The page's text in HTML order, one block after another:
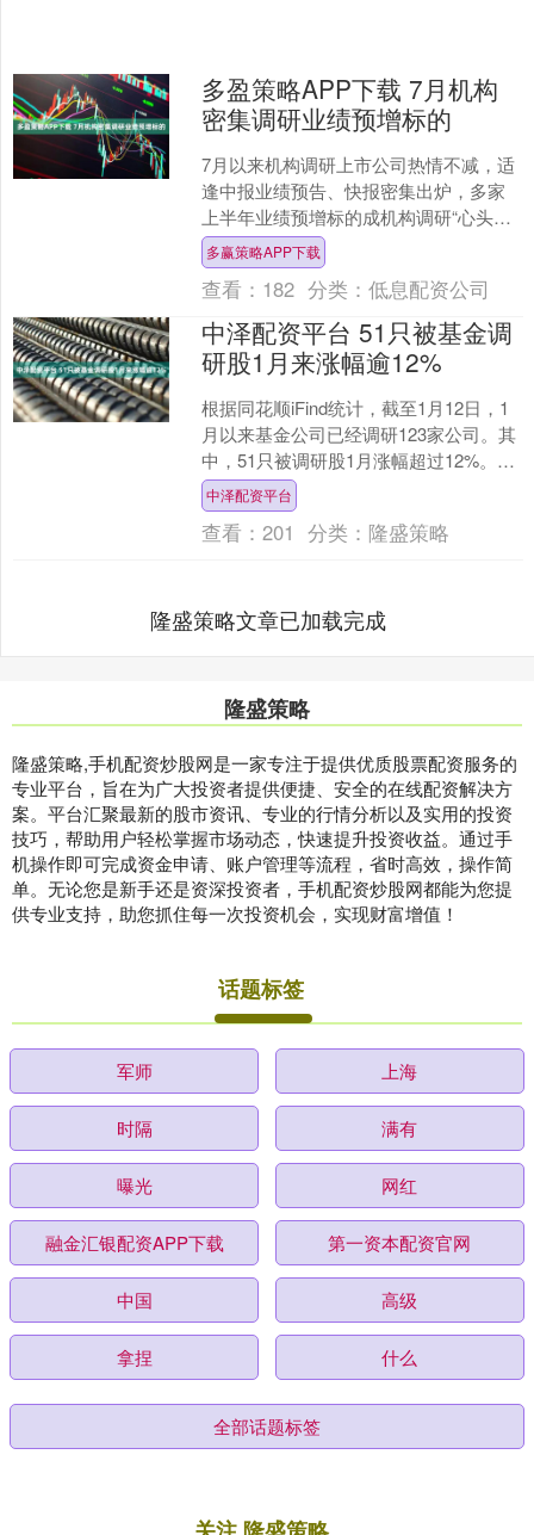
多盈策略APP下载 7月机构
密集调研业绩预增标的
7月以来机构调研上市公司热情不减，适
逢中报业绩预告、快报密集出炉，多家
上半年业绩预增标的成机构调研“心头
好”。Wind数据显示，截至7月16日中国
证券报记者发稿....
多赢策略APP下载
查看： 182 分类：低息配资公司
中泽配资平台 51只被基金调
研股1月来涨幅逾12%
根据同花顺iFind统计，截至1月12日，1
月以来基金公司已经调研123家公司。其
中，51只被调研股1月涨幅超过12%。从
二级市场来看，涨幅居前的股，行业相
对分....
中泽配资平台
查看：201 分类： 隆盛策略
隆盛策略文章已加载完成
隆盛策略
隆盛策略,手机配资炒股网是一家专注于提供优质股票配资服务的
专业平台，旨在为广大投资者提供便捷、安全的在线配资解决方
案。平台汇聚最新的股市资讯、专业的行情分析以及实用的投资
技巧，帮助用户轻松掌握市场动态，快速提升投资收益。通过手
机操作即可完成资金申请、账户管理等流程，省时高效，操作简
单。无论您是新手还是资深投资者，手机配资炒股网都能为您提
供专业支持，助您抓住每一次投资机会，实现财富增值！
话题标签
军师 上海
时隔 满有
曝光 网红
融金汇银配资APP下载 第一资本配资官网
中国 高级
拿捏 什么
全部话题标签